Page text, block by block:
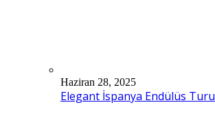
Haziran 28, 2025
Elegant İspanya Endülüs Turu